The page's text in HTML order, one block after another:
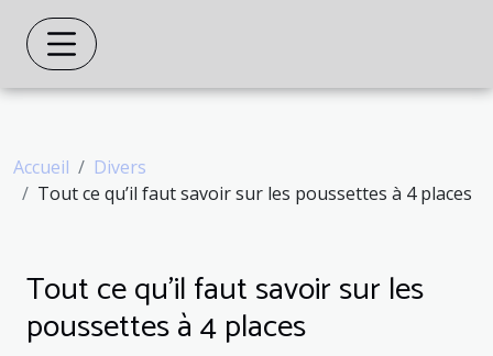
Accueil
Divers
Tout ce qu’il faut savoir sur les poussettes à 4 places
Tout ce qu’il faut savoir sur les
poussettes à 4 places